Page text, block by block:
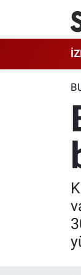
İzmir
İzmir
İzmir
Süper
Tüm
Son